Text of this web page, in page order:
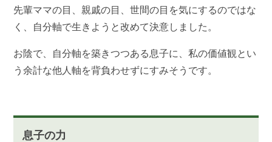
先輩ママの目、親戚の目、世間の目を気にするのではな
く、自分軸で生きようと改めて決意しました。
お陰で、自分軸を築きつつある息子に、私の価値観とい
う余計な他人軸を背負わせずにすみそうです。
息子の力